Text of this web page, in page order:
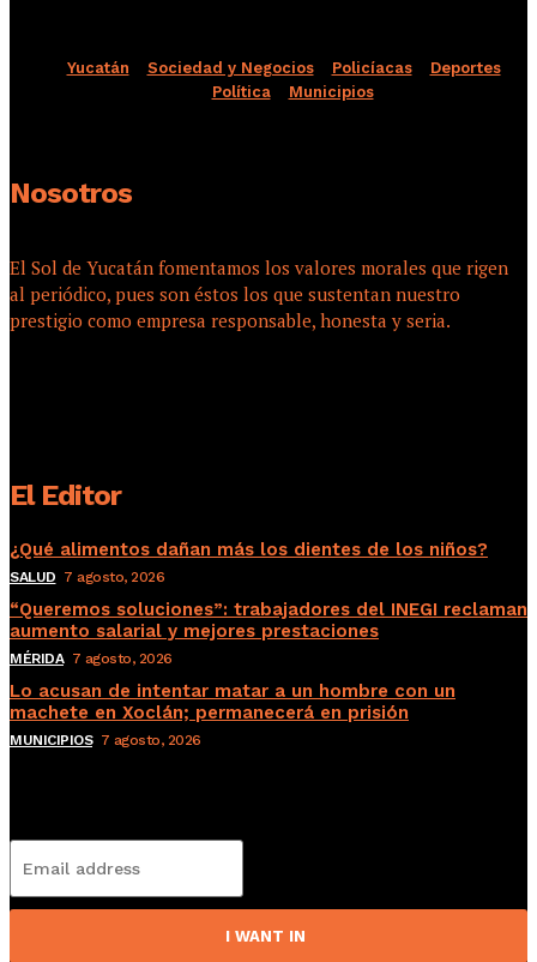
Yucatán Sociedad y Negocios Policíacas
Deportes
Política
Municipios
Nosotros
El Sol de Yucatán fomentamos los valores morales que rigen
al periódico, pues son éstos los que sustentan nuestro
prestigio como empresa responsable, honesta y seria.
El Editor
¿Qué alimentos dañan más los dientes de los niños?
SALUD 7 agosto, 2026
“Queremos soluciones”: trabajadores del INEGI reclaman
aumento salarial y mejores prestaciones
MÉRIDA 7 agosto, 2026
Lo acusan de intentar matar a un hombre con un
machete en Xoclán; permanecerá en prisión
MUNICIPIOS 7 agosto, 2026
I WANT IN